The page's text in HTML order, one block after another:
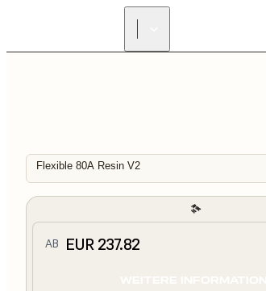
Flexible 80A Resin V2
AB EUR 237.82